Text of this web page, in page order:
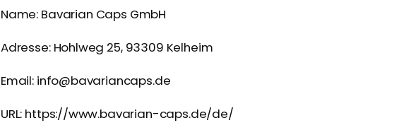
Name: Bavarian Caps GmbH
Adresse: Hohlweg 25, 93309 Kelheim
Email: info@bavariancaps.de
URL: https://www.bavarian-caps.de/de/